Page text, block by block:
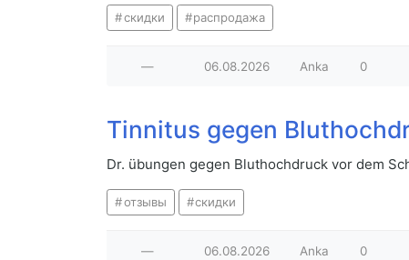
скидки распродажа
— 06.08.2026 Anka 0
Tinnitus gegen
Dr. übungen gegen Bluthochdruck vor dem
отзывы скидки
— 06.08.2026 Anka 0